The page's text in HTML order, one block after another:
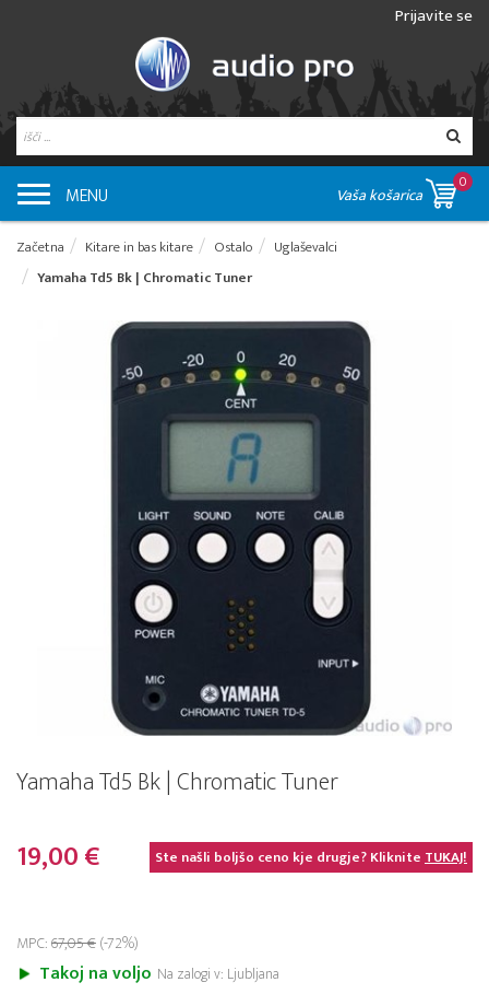
Prijavite se
MENU Vaša košarica
0
Začetna Kitare in bas kitare Ostalo
Uglaševalci
Yamaha Td5 Bk | Chromatic Tuner
Yamaha Td5 Bk | Chromatic Tuner
19,00 € Ste našli boljšo ceno kje drugje? KlikniteTUKAJ!
MPC:67,05 €(-72%)
Takoj na voljo Na zalogi v: Ljubljana